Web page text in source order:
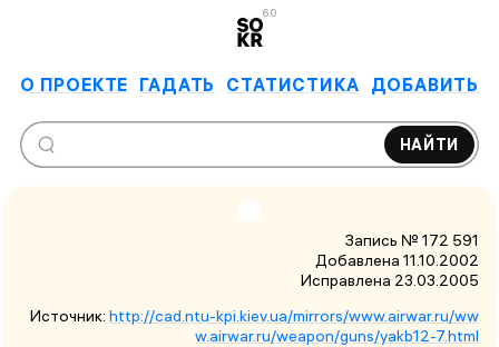
6.0
О ПРОЕКТЕ ГАДАТЬ СТАТИСТИКА ДОБАВИТЬ
НАЙТИ
Запись № 172 591
Добавлена 11.10.2002
Исправлена 23.03.2005
Источник: http://cad.ntu-kpi.kiev.ua/mirrors/www.airwar.ru/ww
w.airwar.ru/weapon/guns/yakb12-7.html